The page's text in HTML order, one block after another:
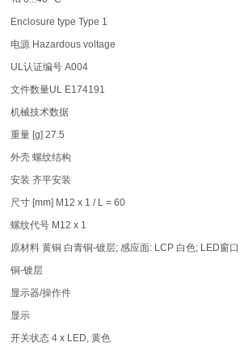
Enclosure type Type 1
电源 Hazardous voltage
UL认证编号 A004
文件数量UL E174191
机械技术数据
重量 [g] 27.5
外壳 螺纹结构
安装 齐平安装
尺寸 [mm] M12 x 1 / L = 60
螺纹代号 M12 x 1
原材料 黄铜 白青铜-镀层; 感应面: LCP 白色; LED窗
铜-镀层
显示器/操作件
显示
开关状态 4 x LED, 黄色